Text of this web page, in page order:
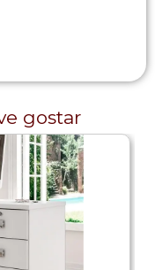
gostar